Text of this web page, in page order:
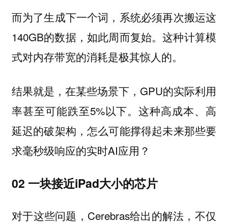
而为了生成下一个词，系统必须再次搬运这
140GB的数据，如此周而复始。这种计算模
式对内存带宽的消耗是极其惊人的。
结果就是，在某些场景下，GPU的实际利用
率甚至可能跌至5%以下。这种高成本、高
延迟的破架构，怎么可能撑得起未来那些要
求毫秒级响应的实时AI应用？
02 一块接近iPad大小的芯片
对于这些问题，Cerebras给出的解法，不仅